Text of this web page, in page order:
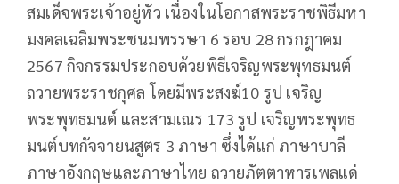
สมเด็จพระเจ้าอยู่หัว เนื่องในโอกาสพระราชพิธีมหา
มงคลเฉลิมพระชนมพรรษา 6 รอบ 28 กรกฎาคม
2567 กิจกรรมประกอบด้วยพิธีเจริญพระพุทธมนต์
ถวายพระราชกุศล โดยมีพระสงฆ์10 รูป เจริญ
พระพุทธมนต์ และสามเณร 173 รูป เจริญพระพุทธ
มนต์บทกัจจายนสูตร 3 ภาษา ซึ่งได้แก่ ภาษาบาลี
ภาษาอังกฤษและภาษาไทย ถวายภัตตาหารเพลแด่